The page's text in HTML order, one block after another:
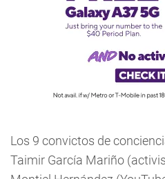
Los 9 convictos de
Taimir García Mariño